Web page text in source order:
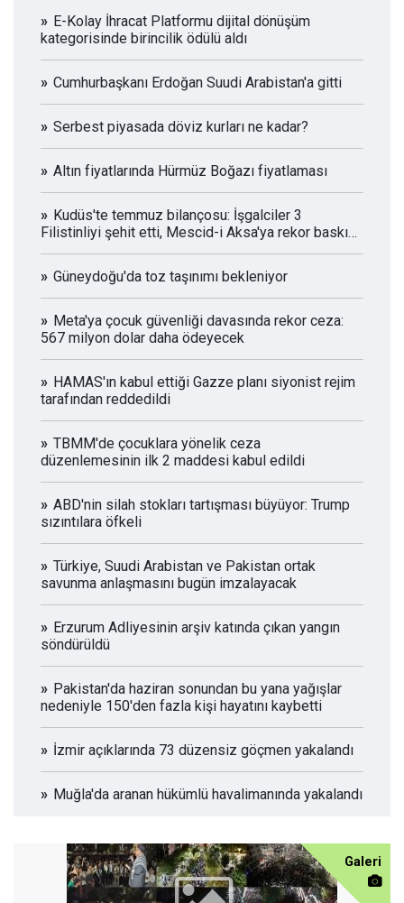
E-Kolay İhracat Platformu dijital dönüşüm
kategorisinde birincilik ödülü aldı
Cumhurbaşkanı Erdoğan Suudi Arabistan'a gitti
Serbest piyasada döviz kurları ne kadar?
Altın fiyatlarında Hürmüz Boğazı fiyatlaması
Kudüs'te temmuz bilançosu: İşgalciler 3
Filistinliyi şehit etti, Mescid-i Aksa'ya rekor baskın
düzenledi
Güneydoğu'da toz taşınımı bekleniyor
Meta'ya çocuk güvenliği davasında rekor ceza:
567 milyon dolar daha ödeyecek
HAMAS'ın kabul ettiği Gazze planı siyonist rejim
tarafından reddedildi
TBMM'de çocuklara yönelik ceza
düzenlemesinin ilk 2 maddesi kabul edildi
ABD'nin silah stokları tartışması büyüyor: Trump
sızıntılara öfkeli
Türkiye, Suudi Arabistan ve Pakistan ortak
savunma anlaşmasını bugün imzalayacak
Erzurum Adliyesinin arşiv katında çıkan yangın
söndürüldü
Pakistan'da haziran sonundan bu yana yağışlar
nedeniyle 150'den fazla kişi hayatını kaybetti
İzmir açıklarında 73 düzensiz göçmen yakalandı
Muğla'da aranan hükümlü havalimanında yakalandı
Galeri